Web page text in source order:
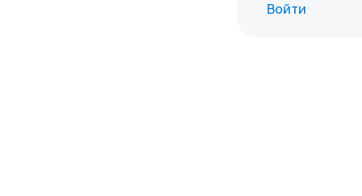
Войти